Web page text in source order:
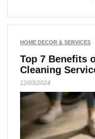
HOME DECOR & SERVICES
Top 7 Benefits
Cleaning
12/03/2024